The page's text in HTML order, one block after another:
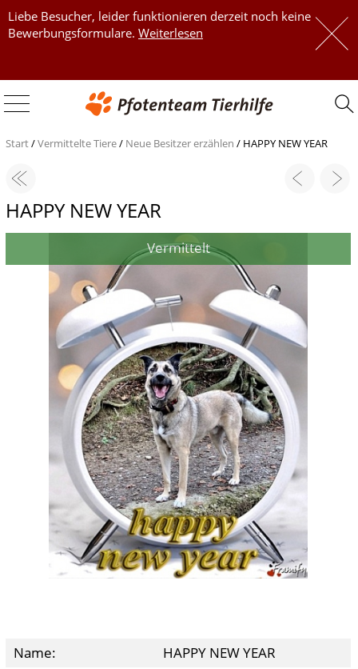
Liebe Besucher, leider funktionieren derzeit noch keine
Bewerbungsformulare. Weiterlesen
Start/Vermittelte Tiere/ Neue Besitzer erzählen / HAPPY NEW YEAR
HAPPY NEW YEAR
Vermittelt
Name:
HAPPY NEW YEAR